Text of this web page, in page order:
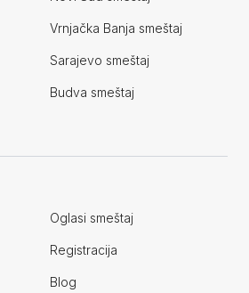
Vrnjačka Banja smeštaj
Sarajevo smeštaj
Budva smeštaj
Oglasi smeštaj
Registracija
Blog